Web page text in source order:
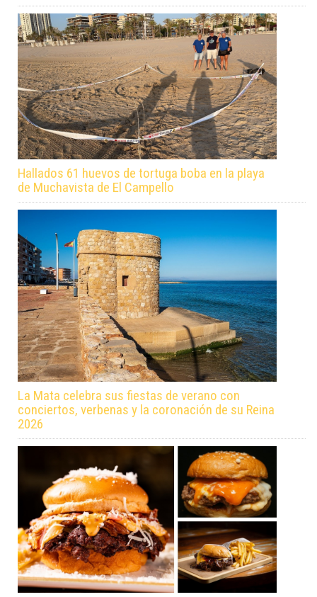
Hallados 61 huevos de tortuga boba en la playa
de Muchavista de El Campello
La Mata celebra sus fiestas de verano con
conciertos, verbenas y la coronación de su Reina
2026